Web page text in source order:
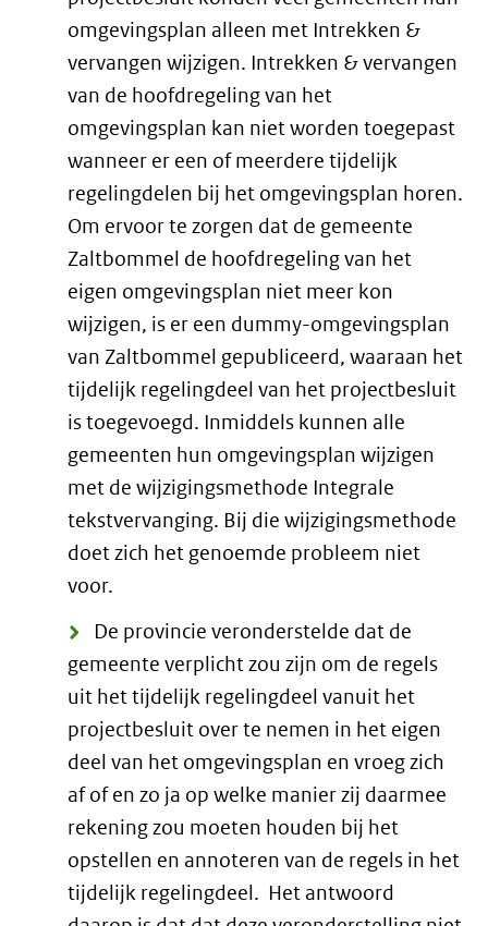
omgevingsplan alleen met Intrekken &
vervangen wijzigen. Intrekken & vervangen
van de hoofdregeling van het
omgevingsplan kan niet worden toegepast
wanneer er een of meerdere tijdelijk
regelingdelen bij het omgevingsplan horen.
Om ervoor te zorgen dat de gemeente
Zaltbommel de hoofdregeling van het
eigen omgevingsplan niet meer kon
wijzigen, is er een dummy-omgevingsplan
van Zaltbommel gepubliceerd, waaraan het
tijdelijk regelingdeel van het projectbesluit
is toegevoegd. Inmiddels kunnen alle
gemeenten hun omgevingsplan wijzigen
met de wijzigingsmethode Integrale
tekstvervanging. Bij die wijzigingsmethode
doet zich het genoemde probleem niet
voor.
De provincie veronderstelde dat de
gemeente verplicht zou zijn om de regels
uit het tijdelijk regelingdeel vanuit het
projectbesluit over te nemen in het eigen
deel van het omgevingsplan en vroeg zich
af of en zo ja op welke manier zij daarmee
rekening zou moeten houden bij het
opstellen en annoteren van de regels in het
tijdelijk regelingdeel. Het antwoord